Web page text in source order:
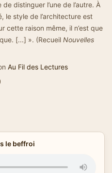
distinguer l’une de l’autre. À
le style de l’architecture est
cette raison même, il n’est que
[...] ». (Recueil Nouvelles
Au Fil des Lectures
le beffroi